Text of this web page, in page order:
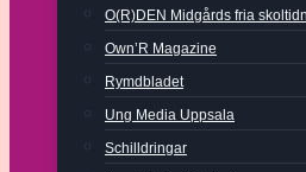
O(R)DEN Midgårds fria
Own’R Magazine
Rymdbladet
Ung Media Uppsala
Schilldringar